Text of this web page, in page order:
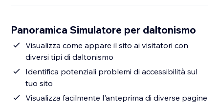
Panoramica Simulatore per daltonismo
Visualizza come appare il sito ai visitatori con
diversi tipi di daltonismo
Identifica potenziali problemi di accessibilità sul
tuo sito
Visualizza facilmente l'anteprima di diverse pagine